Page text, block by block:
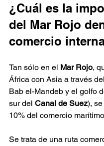
¿Cuál es la
del Mar Rojo
comercio
Tan sólo en el Mar Rojo,
África con Asia a través
Bab el-Mandeb y el golfo
sur del Canal de Suez),
10% del comercio
Se trata de una ruta